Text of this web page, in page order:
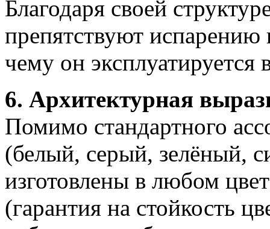
Благодаря своей
препятствуют испарению
чему он
6. Архитектурная
Помимо стандартного
(белый, серый, зелёный,
изготовлены в любом
(гарантия на стойкость